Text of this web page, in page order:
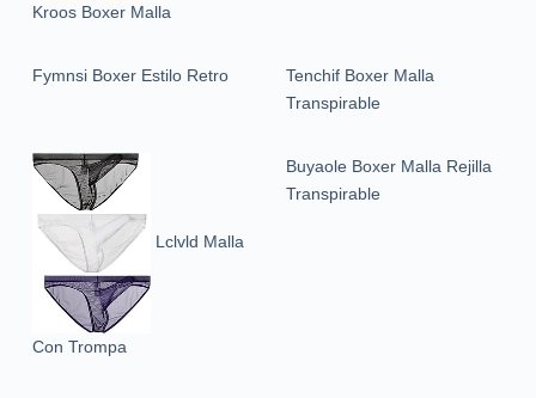
Kroos Boxer Malla
Fymnsi Boxer Estilo Retro
Tenchif Boxer Malla
Transpirable
Lclvld Malla
Con Trompa
Buyaole Boxer Malla Rejilla
Transpirable